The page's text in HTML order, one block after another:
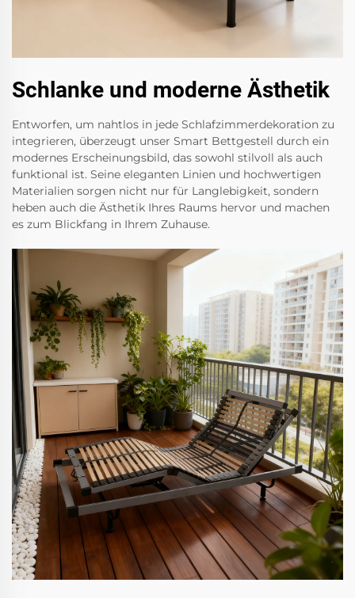
Schlanke und moderne Ästhetik
Entworfen, um nahtlos in jede Schlafzimmerdekoration zu
integrieren, überzeugt unser Smart Bettgestell durch ein
modernes Erscheinungsbild, das sowohl stilvoll als auch
funktional ist. Seine eleganten Linien und hochwertigen
Materialien sorgen nicht nur für Langlebigkeit, sondern
heben auch die Ästhetik Ihres Raums hervor und machen
es zum Blickfang in Ihrem Zuhause.